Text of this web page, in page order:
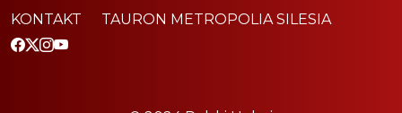
KONTAKT
TAURON METROPOLIA SILESIA